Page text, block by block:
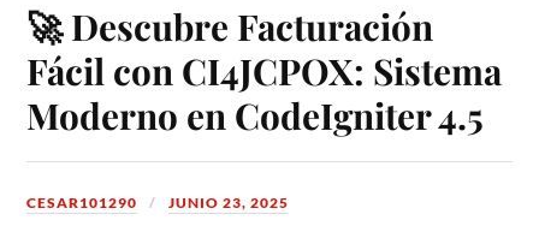
🚀 Descubre Facturación
Fácil con CI4JCPOX: Sistema
Moderno en CodeIgniter 4.5
CESAR101290 JUNIO 23, 2025